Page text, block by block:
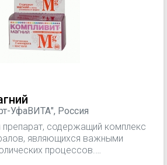
УфаВИТА", Россия
содержащий комплекс
являющихся важными
процессов.